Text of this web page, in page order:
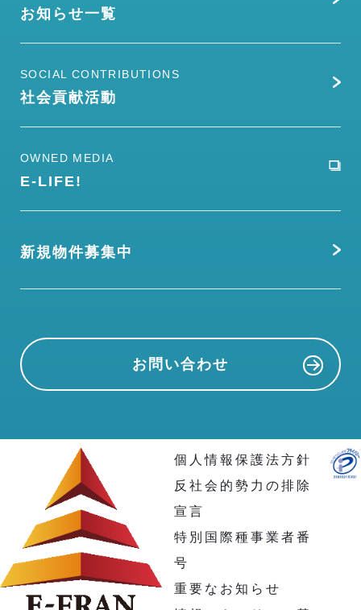
お知らせ一覧
SOCIAL CONTRIBUTIONS
社会貢献活動
OWNED MEDIA
E-LIFE!
新規物件募集中
お問い合わせ
個人情報保護法方針
反社会的勢力の排除
宣言
特別国際種事業者番
号
重要なお知らせ